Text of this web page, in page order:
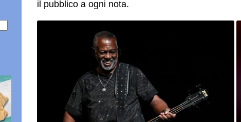
il pubblico a ogni nota.